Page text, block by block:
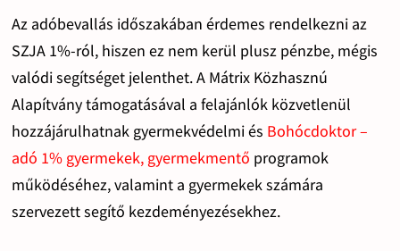
Az adóbevallás időszakában érdemes rendelkezni az
SZJA 1%-ról, hiszen ez nem kerül plusz pénzbe, mégis
valódi segítséget jelenthet. A Mátrix Közhasznú
Alapítvány támogatásával a felajánlók közvetlenül
hozzájárulhatnak gyermekvédelmi és Bohócdoktor –
adó 1% gyermekek, gyermekmentő programok
működéséhez, valamint a gyermekek számára
szervezett segítő kezdeményezésekhez.